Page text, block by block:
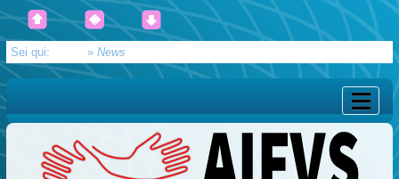
Sei qui: » News